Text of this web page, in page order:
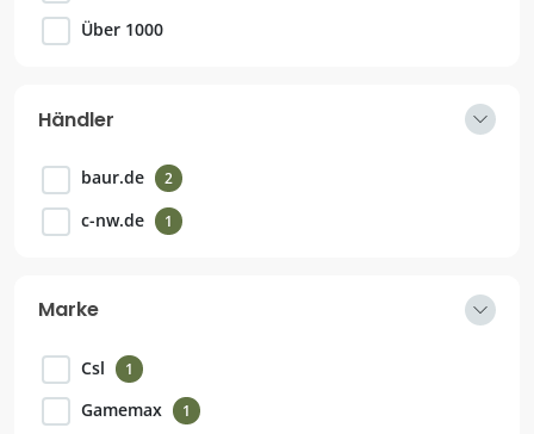
Über 1000
Händler
baur.de 2
c-nw.de 1
Marke
Csl 1
Gamemax 1